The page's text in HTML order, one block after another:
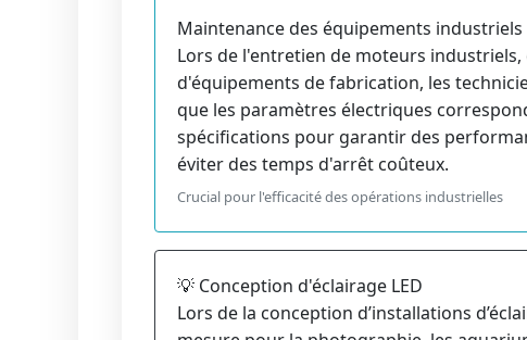
Maintenance des équipements industriels
Lors de l'entretien de moteurs industriels,
d'équipements de fabrication, les
que les paramètres électriques
spécifications pour garantir des
éviter des temps d'arrêt coûteux.
Crucial pour l'efficacité des opérations industrielles
💡 Conception d'éclairage LED
Lors de la conception d’installations